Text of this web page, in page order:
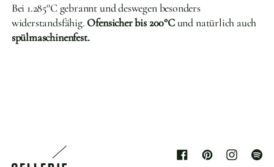
Bei 1.285°C gebrannt und deswegen besonders
widerstandsfähig. Ofensicher bis 200°Cund natürlich auch
spülmaschinenfest.
Facebook Pinterest Instagram